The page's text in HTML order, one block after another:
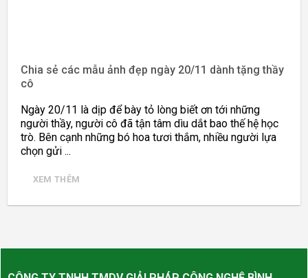
Chia sẻ các mẫu ảnh đẹp ngày 20/11 dành tặng thầy
cô
Ngày 20/11 là dịp để bày tỏ lòng biết ơn tới những
người thầy, người cô đã tận tâm dìu dắt bao thế hệ học
trò. Bên cạnh những bó hoa tươi thắm, nhiều người lựa
chọn gửi ...
XEM THÊM